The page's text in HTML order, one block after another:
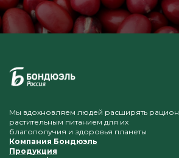
Мы вдохновляем людей расширять рацион
растительным питанием для их
благополучия и здоровья планеты
Компания Бондюэль
Продукция